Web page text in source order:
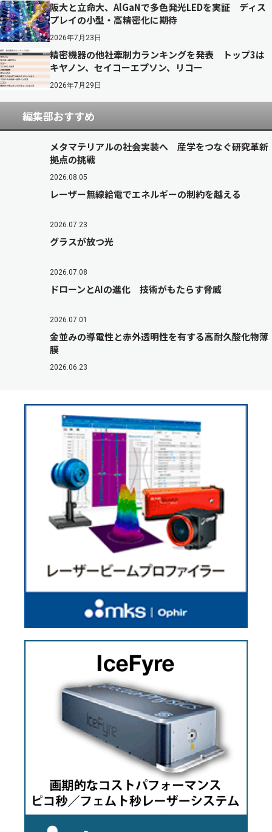
阪大と立命大、AlGaNで多色発光LEDを実証 ディス
プレイの小型・高精密化に期待
2026年7月23日
精密機器の他社牽制力ランキングを発表 トップ3は
キヤノン、セイコーエプソン、リコー
2026年7月29日
編集部おすすめ
メタマテリアルの社会実装へ 産学をつなぐ研究革新
拠点の挑戦
2026.08.05
レーザー無線給電でエネルギーの制約を越える
2026.07.23
グラスが放つ光
2026.07.08
ドローンとAIの進化 技術がもたらす脅威
2026.07.01
金並みの導電性と赤外透明性を有する高耐久酸化物薄
膜
2026.06.23